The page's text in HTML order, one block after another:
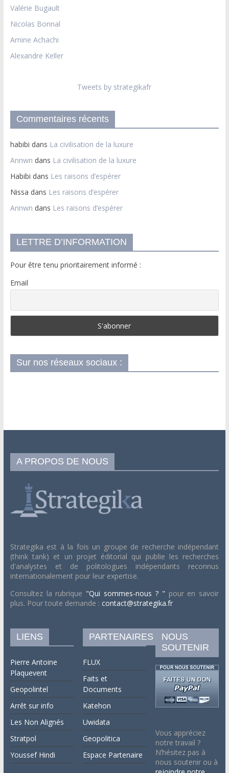
Valérie Bugault
Nicolas Bonnal
Amine Achachi
Alexandre Keller
Tweets by strategikafr
Commentaires récents
habibi dans La civilisation de la luxure
Annwn dans La civilisation de la luxure
Habibi dans Les raisons d’espérer
Nissa dans Les raisons d’espérer
Annwn dans Les raisons d’espérer
LETTRE D’INFORMATION
Pour être tenu prioritairement informé :
Email
Sur nos réseaux sociaux :
A PROPOS DE NOUS
Strategika est à la fois un groupe de recherche indépendant
(think tank) et un projet éditorial qui publie les recherches
d'analystes et de politologues indépendants reconnus
internationalement pour leur expertise.
Consultez la rubrique "Qui sommes-nous ? " pour en savoir
plus. Pour toute demande : contact@strategika.fr
LIENS
Pierre Antoine
Plaquevent
Geopolintel
Arrêt sur info
Les Non Alignés
Stratpol
Youssef Hindi
PARTENAIRES
FLUX
Faits et
Documents
Katehon
Uwidata
Geopolitica
Espace Partenaire
NOUS
SOUTENIR
Vous appréciez
notre travail ?
N’hésitez pas à
nous soutenir ou à